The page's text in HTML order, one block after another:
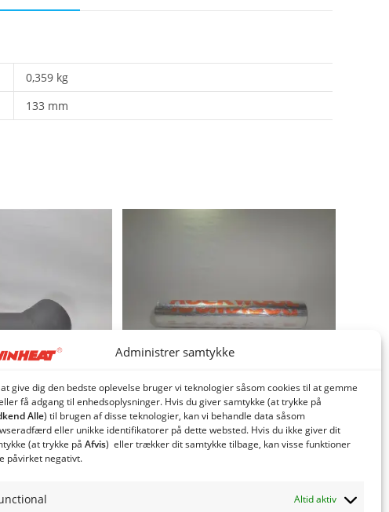
Administrer samtykke
at give dig den bedste oplevelse bruger vi teknologier såsom cookies til at gemme
få adgang til enhedsoplysninger. Hvis du giver samtykke (at trykke på
Alle) til brugen af ​​disse teknologier, kan vi behandle data såsom
eller unikke identifikatorer på dette websted. Hvis du ikke giver dit
(at trykke på Afvis) eller trækker dit samtykke tilbage, kan visse funktioner
påvirket negativt.
Altid aktiv
0,359 kg
133 mm
mm m. klap
eksl. moms
Rørskål isolering 133 mm